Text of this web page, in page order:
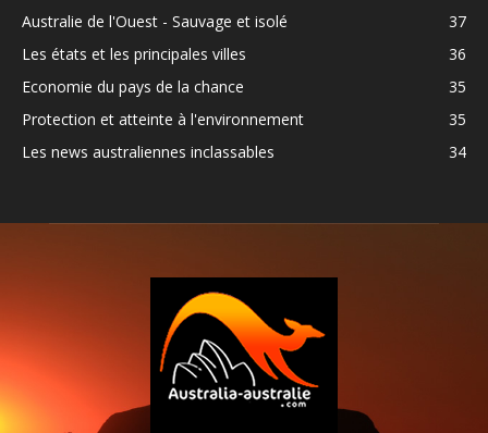
Australie de l'Ouest - Sauvage et isolé
37
Les états et les principales villes
36
Economie du pays de la chance
35
Protection et atteinte à l'environnement
35
Les news australiennes inclassables
34